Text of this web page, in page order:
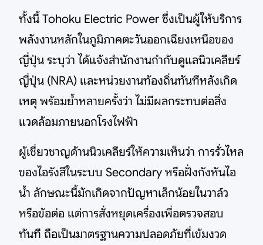
ทั้งนี้ Tohoku Electric Power ซึ่งเป็นผู้ให้บริการ
พลังงานหลักในภูมิภาคตะวันออกเฉียงเหนือของ
ญี่ปุ่น ระบุว่า ได้แจ้งสำนักงานกำกับดูแลนิวเคลียร์
ญี่ปุ่น (NRA) และหน่วยงานท้องถิ่นทันทีหลังเกิด
เหตุ พร้อมย้ำหลายครั้งว่า ไม่มีผลกระทบต่อสิ่ง
แวดล้อมภายนอกโรงไฟฟ้า
ผู้เชี่ยวชาญด้านนิวเคลียร์ให้ความเห็นว่า การรั่วไหล
ของไอรังสีในระบบ Secondary หรือฝั่งกังหันไอ
น้ำ ลักษณะนี้มักเกิดจากปัญหาเล็กน้อยในวาล์ว
หรือข้อต่อ แต่การสั่งหยุดเครื่องเพื่อตรวจสอบ
ทันที ถือเป็นมาตรฐานความปลอดภัยที่เข้มงวด